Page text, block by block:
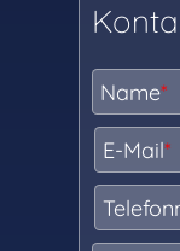
Name*
E-Mail*